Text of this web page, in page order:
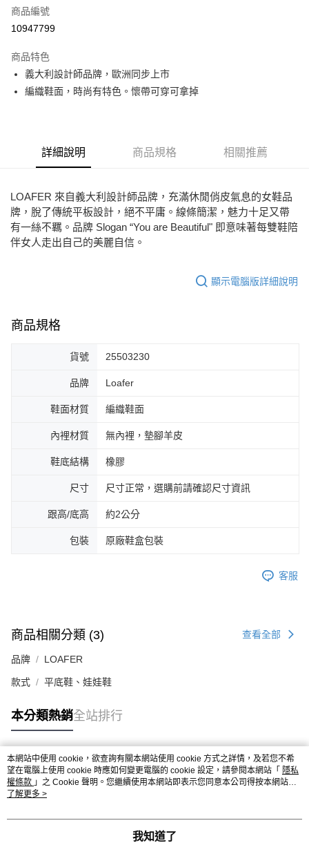
Apple Pay
悠遊付
ATM付款
免運費
商品編號
10947799
商品特色
義大利設計師品牌，歐洲同步上市
編織鞋面，時尚有特色。懷帶可穿可拿掉
詳細說明 商品規格 相關推薦
LOAFER 來自義大利設計師品牌，充滿休閒俏皮氣息的女鞋品
牌，脫了傳統平板設計，絕不平庸。線條簡潔，魅力十足又帶
有一絲不羈。品牌 Slogan “You are Beautiful" 即意味著每雙鞋陪
伴女人走出自己的美麗自信。
顯示電腦版詳細說明
商品規格
貨號 25503230
品牌 Loafer
鞋面材質 編織鞋面
內裡材質 無內裡，墊腳羊皮
鞋底結構 橡膠
尺寸 尺寸正常，選購前請確認尺寸資訊
跟高/底高 約2公分
包裝 原廠鞋盒包裝
客服
商品相關分類 (3) 查看全部
品牌 LOAFER
款式 平底鞋、娃娃鞋
本分類熱銷全站排行
熱門標籤
本網站中使用 cookie，欲查詢有關本網站使用 cookie 方式之詳情，及若您不希
望在電腦上使用 cookie 時應如何變更電腦的 cookie 設定，請參閱本網站「 隱私
權條款 」之 Cookie 聲明。您繼續使用本網站即表示您同意本公司得按本網站使
用條款之 Cookie 聲明使用 cookie。
了解更多 >
我知道了